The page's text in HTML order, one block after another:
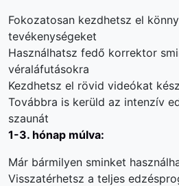
Fokozatosan kezdhetsz el
tevékenységeket
Használhatsz fedő korrektor
véraláfutásokra
Kezdhetsz el rövid videókat
Továbbra is kerüld az intenzív
szaunát
1-3. hónap múlva:
Már bármilyen sminket
Visszatérhetsz a teljes